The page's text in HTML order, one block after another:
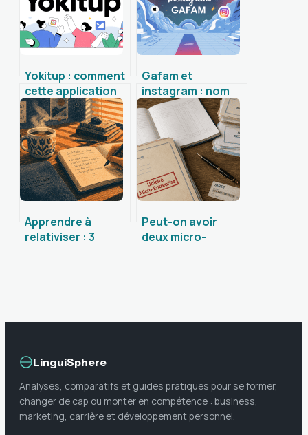
Yokitup : comment
cette application
réinvente
l’engagement en
ligne
Gafam et
instagram : nom
complet,
propriétaire et
liens cachés
Apprendre à
relativiser : 3
Peut-on avoir
deux micro-
LinguiSphere
Analyses, comparatifs et guides pratiques pour se former,
changer de cap ou monter en compétence : business,
marketing, carrière et développement personnel.